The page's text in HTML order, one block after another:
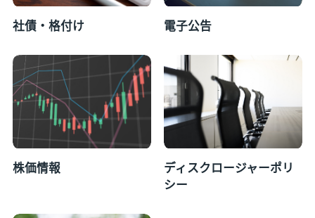
社債・格付け 電子公告
株価情報
ディスクロージャーポリ
シー